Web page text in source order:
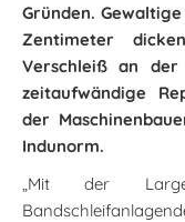
Gründen.
Zentimeter
Verschleiß an
zeitaufwändige
der
Indunorm.
„Mit der